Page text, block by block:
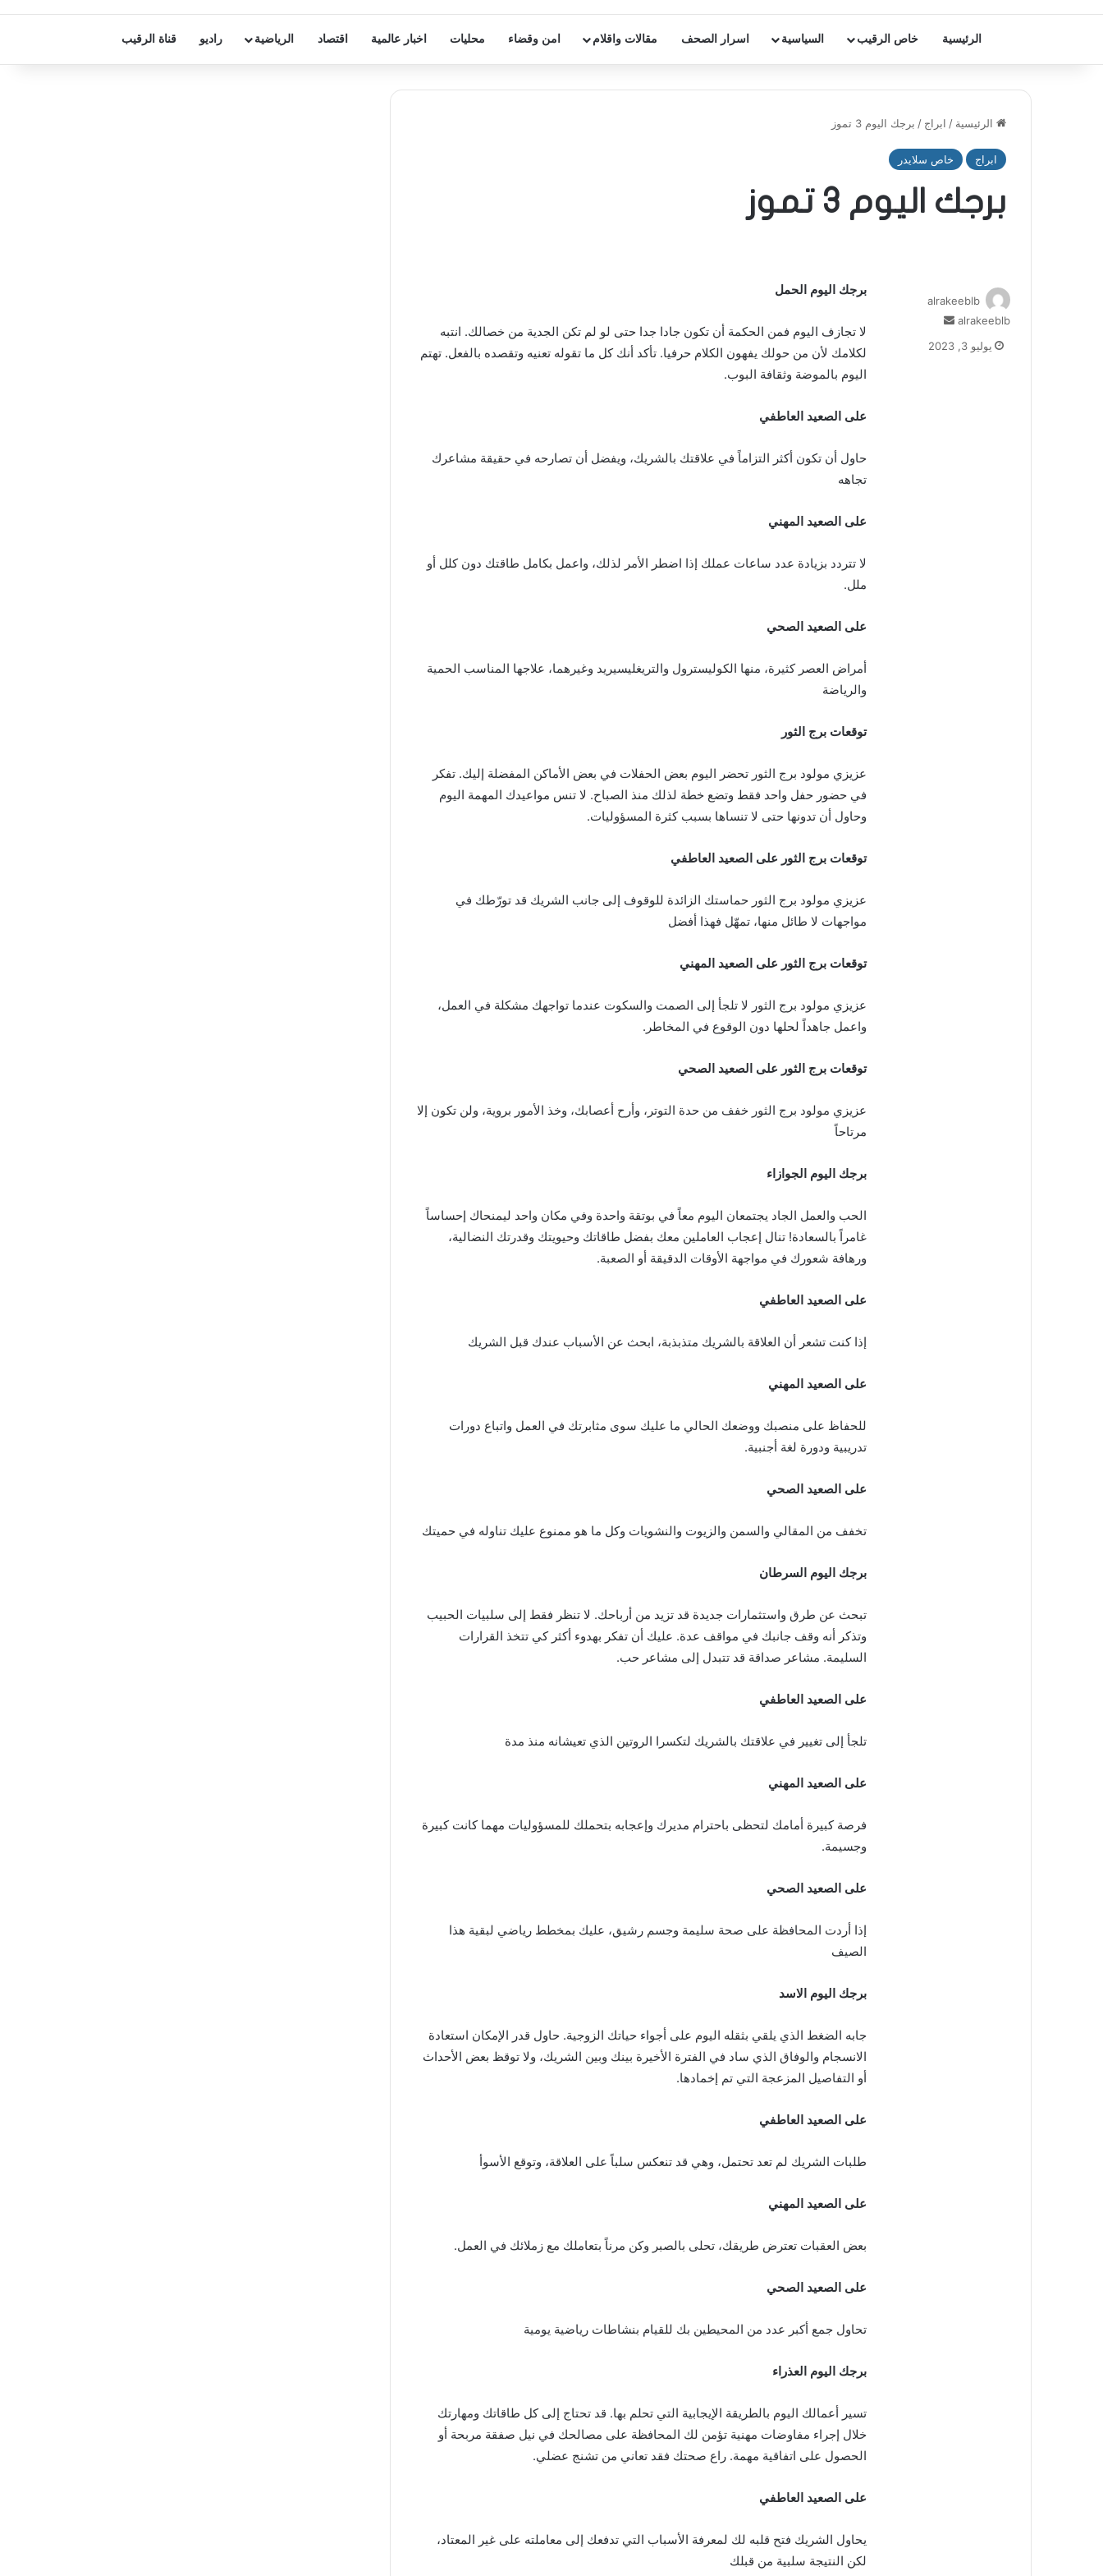
الرئيسية خاص الرقيب السياسية اسرار الصحف مقالات واقلام امن وقضاء محليات اخبار عالمية اقتصاد الرياضية راديو قناة الرقيب
الرئيسية / ابراج / برجك اليوم 3 تموز
ابراج خاص سلايدر
برجك اليوم 3 تموز
برجك اليوم الحمل
لا تجازف اليوم فمن الحكمة أن تكون جادا جدا حتى لو لم تكن الجدية من خصالك. انتبه
لكلامك لأن من حولك يفهون الكلام حرفيا. تأكد أنك كل ما تقوله تعنيه وتقصده بالفعل. تهتم
اليوم بالموضة وثقافة البوب.
على الصعيد العاطفي
حاول أن تكون أكثر التزاماً في علاقتك بالشريك، ويفضل أن تصارحه في حقيقة مشاعرك
تجاهه
على الصعيد المهني
لا تتردد بزيادة عدد ساعات عملك إذا اضطر الأمر لذلك، واعمل بكامل طاقتك دون كلل أو
ملل.
على الصعيد الصحي
أمراض العصر كثيرة، منها الكوليسترول والتريغليسيريد وغيرهما، علاجها المناسب الحمية
والرياضة
توقعات برج الثور
عزيزي مولود برج الثور تحضر اليوم بعض الحفلات في بعض الأماكن المفضلة إليك. تفكر
في حضور حفل واحد فقط وتضع خطة لذلك منذ الصباح. لا تنس مواعيدك المهمة اليوم
وحاول أن تدونها حتى لا تنساها بسبب كثرة المسؤوليات.
توقعات برج الثور على الصعيد العاطفي
عزيزي مولود برج الثور حماستك الزائدة للوقوف إلى جانب الشريك قد تورّطك في
مواجهات لا طائل منها، تمهّل فهذا أفضل
توقعات برج الثور على الصعيد المهني
عزيزي مولود برج الثور لا تلجأ إلى الصمت والسكوت عندما تواجهك مشكلة في العمل،
واعمل جاهداً لحلها دون الوقوع في المخاطر.
توقعات برج الثور على الصعيد الصحي
عزيزي مولود برج الثور خفف من حدة التوتر، وأرح أعصابك، وخذ الأمور بروية، ولن تكون إلا
مرتاحاً
برجك اليوم الجوازاء
الحب والعمل الجاد يجتمعان اليوم معاً في بوتقة واحدة وفي مكان واحد ليمنحاك إحساساً
غامراً بالسعادة! تنال إعجاب العاملين معك بفضل طاقاتك وحيويتك وقدرتك النضالية،
ورهافة شعورك في مواجهة الأوقات الدقيقة أو الصعبة.
على الصعيد العاطفي
إذا كنت تشعر أن العلاقة بالشريك متذبذبة، ابحث عن الأسباب عندك قبل الشريك
على الصعيد المهني
للحفاظ على منصبك ووضعك الحالي ما عليك سوى مثابرتك في العمل واتباع دورات
تدريبية ودورة لغة أجنبية.
على الصعيد الصحي
تخفف من المقالي والسمن والزيوت والنشويات وكل ما هو ممنوع عليك تناوله في حميتك
برجك اليوم السرطان
تبحث عن طرق واستثمارات جديدة قد تزيد من أرباحك. لا تنظر فقط إلى سلبيات الحبيب
وتذكر أنه وقف جانبك في مواقف عدة. عليك أن تفكر بهدوء أكثر كي تتخذ القرارات
السليمة. مشاعر صداقة قد تتبدل إلى مشاعر حب.
على الصعيد العاطفي
تلجأ إلى تغيير في علاقتك بالشريك لتكسرا الروتين الذي تعيشانه منذ مدة
على الصعيد المهني
فرصة كبيرة أمامك لتحظى باحترام مديرك وإعجابه بتحملك للمسؤوليات مهما كانت كبيرة
وجسيمة.
على الصعيد الصحي
إذا أردت المحافظة على صحة سليمة وجسم رشيق، عليك بمخطط رياضي لبقية هذا
الصيف
برجك اليوم الاسد
جابه الضغط الذي يلقي بثقله اليوم على أجواء حياتك الزوجية. حاول قدر الإمكان استعادة
الانسجام والوفاق الذي ساد في الفترة الأخيرة بينك وبين الشريك، ولا توقظ بعض الأحداث
أو التفاصيل المزعجة التي تم إخمادها.
على الصعيد العاطفي
طلبات الشريك لم تعد تحتمل، وهي قد تنعكس سلباً على العلاقة، وتوقع الأسوأ
على الصعيد المهني
بعض العقبات تعترض طريقك، تحلى بالصبر وكن مرناً بتعاملك مع زملائك في العمل.
على الصعيد الصحي
تحاول جمع أكبر عدد من المحيطين بك للقيام بنشاطات رياضية يومية
برجك اليوم العذراء
تسير أعمالك اليوم بالطريقة الإيجابية التي تحلم بها. قد تحتاج إلى كل طاقاتك ومهارتك
خلال إجراء مفاوضات مهنية تؤمن لك المحافظة على مصالحك في نيل صفقة مربحة أو
الحصول على اتفاقية مهمة. راع صحتك فقد تعاني من تشنج عضلي.
على الصعيد العاطفي
يحاول الشريك فتح قلبه لك لمعرفة الأسباب التي تدفعك إلى معاملته على غير المعتاد،
لكن النتيجة سلبية من قبلك
alrakeeblb
alrakeeblb
يوليو 3, 2023